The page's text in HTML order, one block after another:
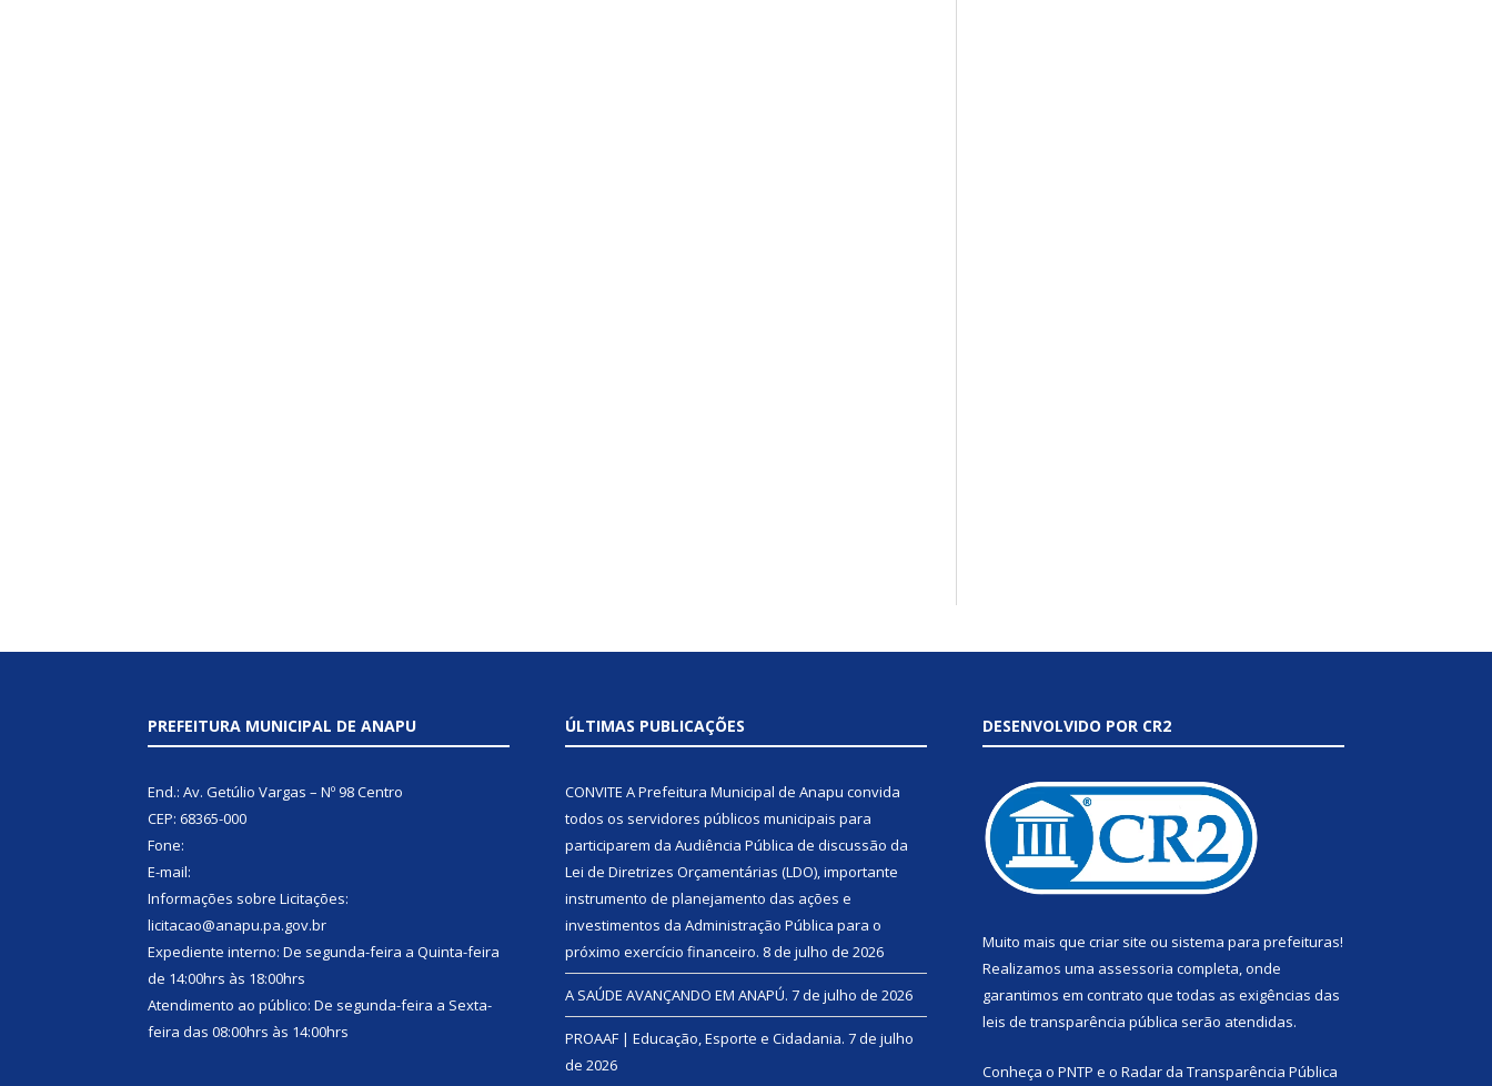
PREFEITURA MUNICIPAL DE ANAPU
End.: Av. Getúlio Vargas – Nº 98 Centro
CEP: 68365-000
Fone:
E-mail:
Informações sobre Licitações:
licitacao@anapu.pa.gov.br
Expediente interno: De segunda-feira a Quinta-feira
de 14:00hrs às 18:00hrs
Atendimento ao público: De segunda-feira a Sexta-
feira das 08:00hrs às 14:00hrs
ÚLTIMAS PUBLICAÇÕES
CONVITE A Prefeitura Municipal de Anapu convida
todos os servidores públicos municipais para
participarem da Audiência Pública de discussão da
Lei de Diretrizes Orçamentárias (LDO), importante
instrumento de planejamento das ações e
investimentos da Administração Pública para o
próximo exercício financeiro. 8 de julho de 2026
A SAÚDE AVANÇANDO EM ANAPÚ. 7 de julho de 2026
PROAAF | Educação, Esporte e Cidadania. 7 de julho
de 2026
DESENVOLVIDO POR CR2
Muito mais que criar site ou sistema para prefeituras!
Realizamos uma assessoria completa, onde
garantimos em contrato que todas as exigências das
leis de transparência pública serão atendidas.
Conheça o PNTP e o Radar da Transparência Pública